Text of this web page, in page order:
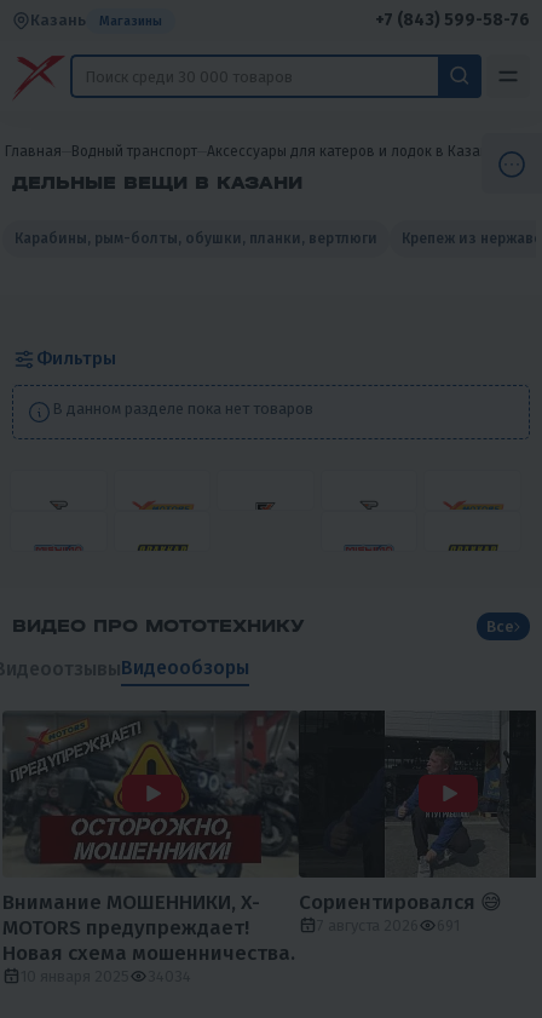
Казань Магазины +7 (843) 599-58-76
Главная Водный транспорт Аксессуары для катеров и лодок в Казани
ДЕЛЬНЫЕ ВЕЩИ В КАЗАНИ
Карабины, рым-болты, обушки, планки, вертлюги Крепеж из
Фильтры
В данном разделе пока нет товаров
ВИДЕО ПРО МОТОТЕХНИКУ
Видеообзоры
Все
Внимание МОШЕННИКИ, X-
MOTORS предупреждает!
Новая схема мошенничества.
Сориентировался 😅